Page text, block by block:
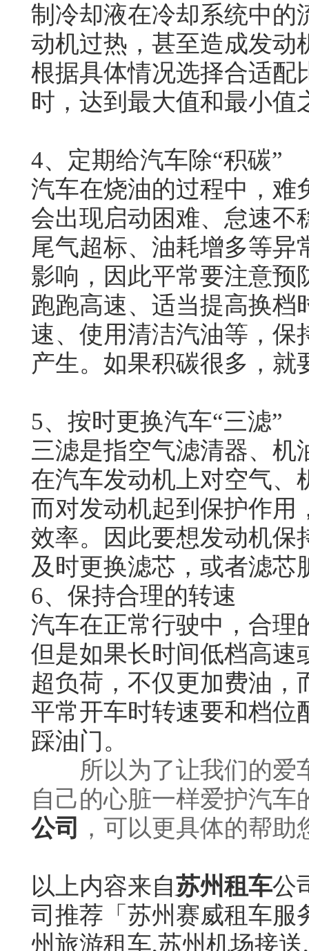
制冷却液在冷却系统中的
动机过热，甚至造成发动
根据具体情况选择合适配
时，达到最大值和最小值
4、定期给汽车除“积碳”
汽车在烧油的过程中，难
会出现启动困难、怠速不
尾气超标、油耗增多等
影响，因此平常要注意预
跑跑高速、适当提高换档
速、使用清洁汽油等，保
产生。如果积碳很多，就
5、按时更换汽车“三滤”
三滤是指空气滤清器、机
在汽车发动机上对空气、
而对发动机起到保护作用
效率。因此要想发动机保
及时更换滤芯，或者滤芯
6、保持合理的转速
汽车在正常行驶中，合理
但是如果长时间低档高速
超负荷，不仅更加费油，
平常开车时转速要和档位
踩油门。
所以为了让我们的爱
自己的心脏一样爱护汽车
公司 ，可以更具体的帮
以上内容来自苏州租车公
司推荐「苏州赛威租车服
州旅游租车,苏州机场接